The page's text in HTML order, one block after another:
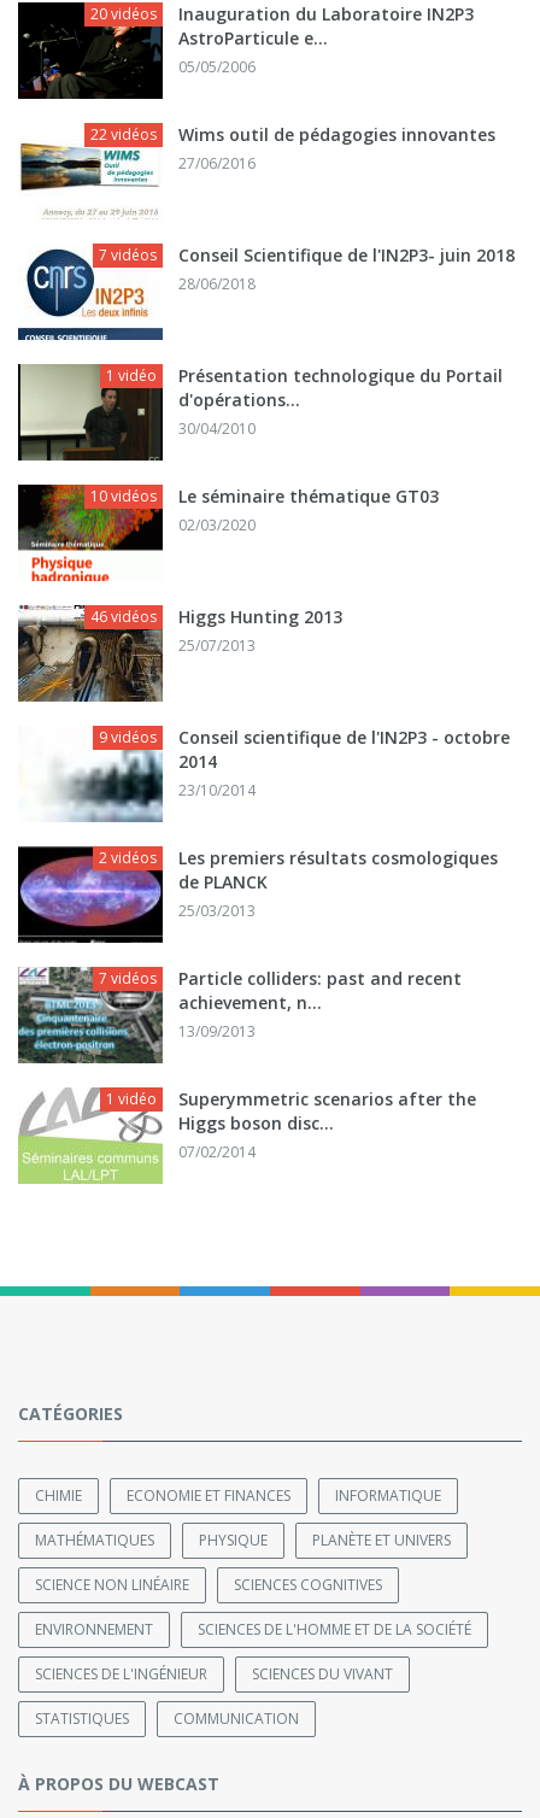
20 vidéos
Inauguration du Laboratoire IN2P3
AstroParticule e...
05/05/2006
22 vidéos Wims outil de pédagogies innovantes
27/06/2016
7 vidéos Conseil Scientifique de l'IN2P3- juin 2018
28/06/2018
1 vidéo
Présentation technologique du Portail
d'opérations...
30/04/2010
10 vidéos Le séminaire thématique GT03
02/03/2020
46 vidéos Higgs Hunting 2013
25/07/2013
9 vidéos
Conseil scientifique de l'IN2P3 - octobre
2014
23/10/2014
2 vidéos
Les premiers résultats cosmologiques
de PLANCK
25/03/2013
7 vidéos
Particle colliders: past and recent
achievement, n...
13/09/2013
1 vidéo
Superymmetric scenarios after the
Higgs boson disc...
07/02/2014
CATÉGORIES
CHIMIE ECONOMIE ET FINANCES INFORMATIQUE
MATHÉMATIQUES PHYSIQUE PLANÈTE ET UNIVERS
SCIENCE NON LINÉAIRE SCIENCES COGNITIVES
ENVIRONNEMENT SCIENCES DE L'HOMME ET DE LA SOCIÉTÉ
SCIENCES DE L'INGÉNIEUR SCIENCES DU VIVANT
STATISTIQUES COMMUNICATION
À PROPOS DU WEBCAST